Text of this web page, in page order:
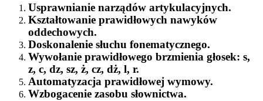
Usprawnianie narządów artykulacyjnych.
Kształtowanie prawidłowych nawyków
oddechowych.
Doskonalenie słuchu fonematycznego.
Wywołanie prawidłowego brzmienia głosek: s,
z, c, dz, sz, ż, cz, dż, l, r.
Automatyzacja prawidłowej wymowy.
Wzbogacenie zasobu słownictwa.